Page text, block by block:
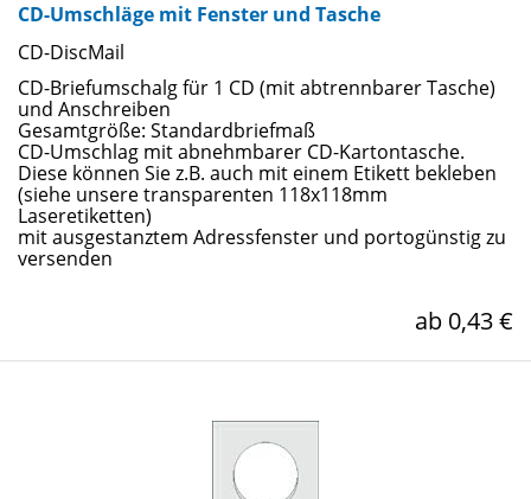
CD-Umschläge mit Fenster und Tasche
CD-DiscMail
CD-Briefumschalg für 1 CD (mit abtrennbarer Tasche)
und Anschreiben
Gesamtgröße: Standardbriefmaß
CD-Umschlag mit abnehmbarer CD-Kartontasche.
Diese können Sie z.B. auch mit einem Etikett bekleben
(siehe unsere transparenten 118x118mm
Laseretiketten)
mit ausgestanztem Adressfenster und portogünstig zu
versenden
ab 0,43 €